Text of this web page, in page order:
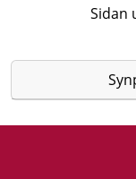
Sidan